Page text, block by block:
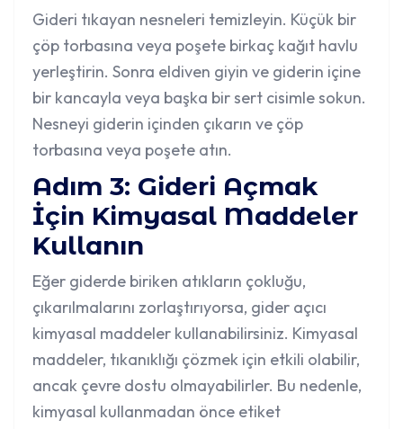
Gideri tıkayan nesneleri temizleyin. Küçük bir
çöp torbasına veya poşete birkaç kağıt havlu
yerleştirin. Sonra eldiven giyin ve giderin içine
bir kancayla veya başka bir sert cisimle sokun.
Nesneyi giderin içinden çıkarın ve çöp
torbasına veya poşete atın.
Adım 3: Gideri Açmak
İçin Kimyasal Maddeler
Kullanın
Eğer giderde biriken atıkların çokluğu,
çıkarılmalarını zorlaştırıyorsa, gider açıcı
kimyasal maddeler kullanabilirsiniz. Kimyasal
maddeler, tıkanıklığı çözmek için etkili olabilir,
ancak çevre dostu olmayabilirler. Bu nedenle,
kimyasal kullanmadan önce etiket